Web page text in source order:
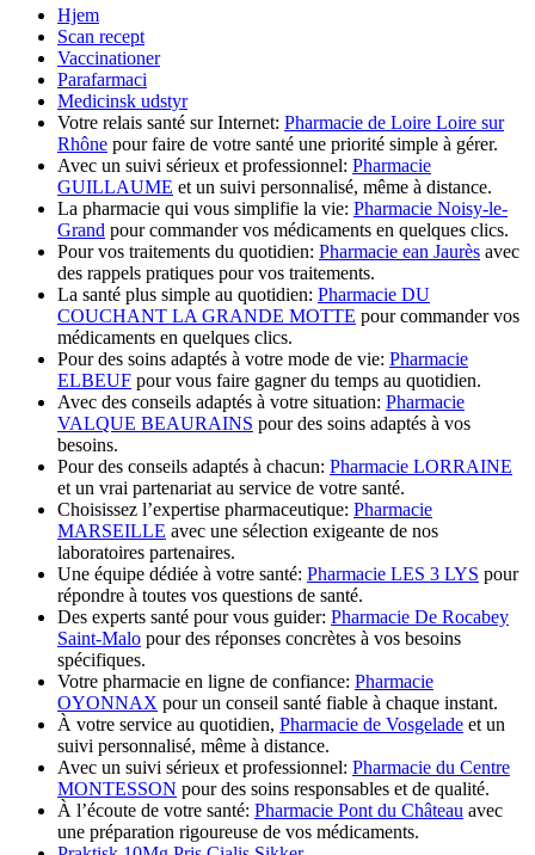
Hjem
Scan recept
Vaccinationer
Parafarmaci
Medicinsk udstyr
Votre relais santé sur Internet: Pharmacie de Loire Loire sur
Rhône pour faire de votre santé une priorité simple à gérer.
Avec un suivi sérieux et professionnel: Pharmacie
GUILLAUME et un suivi personnalisé, même à distance.
La pharmacie qui vous simplifie la vie: Pharmacie Noisy-le-
Grand pour commander vos médicaments en quelques clics.
Pour vos traitements du quotidien: Pharmacie ean Jaurès avec
des rappels pratiques pour vos traitements.
La santé plus simple au quotidien: Pharmacie DU
COUCHANT LA GRANDE MOTTE pour commander vos
médicaments en quelques clics.
Pour des soins adaptés à votre mode de vie: Pharmacie
ELBEUF pour vous faire gagner du temps au quotidien.
Avec des conseils adaptés à votre situation: Pharmacie
VALQUE BEAURAINS pour des soins adaptés à vos
besoins.
Pour des conseils adaptés à chacun: Pharmacie LORRAINE
et un vrai partenariat au service de votre santé.
Choisissez l’expertise pharmaceutique: Pharmacie
MARSEILLE avec une sélection exigeante de nos
laboratoires partenaires.
Une équipe dédiée à votre santé: Pharmacie LES 3 LYS pour
répondre à toutes vos questions de santé.
Des experts santé pour vous guider: Pharmacie De Rocabey
Saint-Malo pour des réponses concrètes à vos besoins
spécifiques.
Votre pharmacie en ligne de confiance: Pharmacie
OYONNAX pour un conseil santé fiable à chaque instant.
À votre service au quotidien, Pharmacie de Vosgelade et un
suivi personnalisé, même à distance.
Avec un suivi sérieux et professionnel: Pharmacie du Centre
MONTESSON pour des soins responsables et de qualité.
À l’écoute de votre santé: Pharmacie Pont du Château avec
une préparation rigoureuse de vos médicaments.